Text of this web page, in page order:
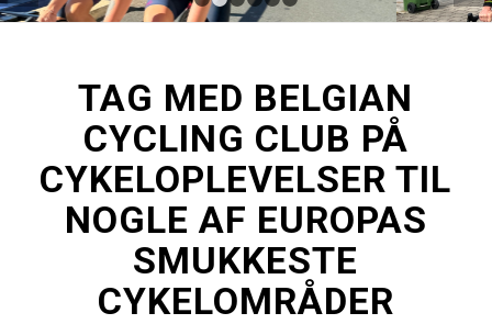
6
TAG MED BELGIAN
CYCLING CLUB PÅ
CYKELOPLEVELSER TIL
NOGLE AF EUROPAS
SMUKKESTE
CYKELOMRÅDER